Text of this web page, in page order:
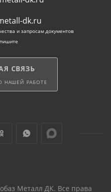
dk.ru
и запросам документов
пишите
СВЯЗЬ
НАШЕЙ РАБОТЕ
Металл ДК. Все права